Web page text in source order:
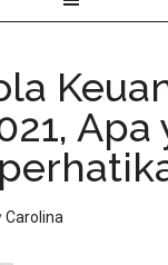
Apa
Carolina